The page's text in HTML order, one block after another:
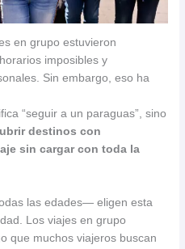
en grupo estuvieron
imposibles y
Sin embargo, eso ha
“seguir a un paraguas”, sino
destinos con
sin cargar con toda la
las edades— eligen esta
Los viajes en grupo
que muchos viajeros buscan